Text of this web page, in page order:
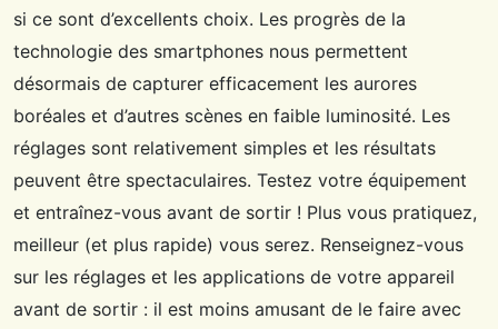
si ce sont d’excellents choix. Les progrès de la
technologie des smartphones nous permettent
désormais de capturer efficacement les aurores
boréales et d’autres scènes en faible luminosité. Les
réglages sont relativement simples et les résultats
peuvent être spectaculaires. Testez votre équipement
et entraînez-vous avant de sortir ! Plus vous pratiquez,
meilleur (et plus rapide) vous serez. Renseignez-vous
sur les réglages et les applications de votre appareil
avant de sortir : il est moins amusant de le faire avec